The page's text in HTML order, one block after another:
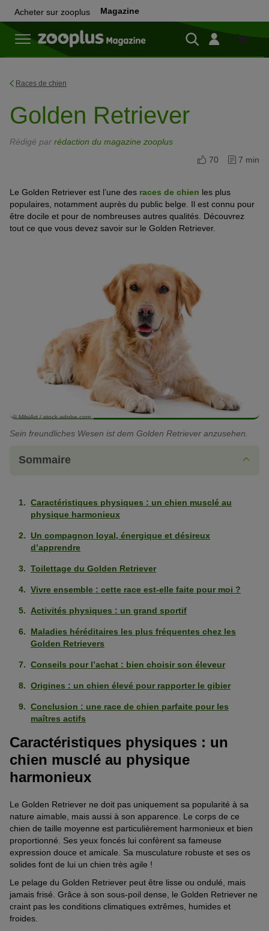
Acheter sur zooplus Magazine
Races de chien
Golden Retriever
Rédigé par rédaction du magazine zooplus
70
7 min
Le Golden Retriever est l’une des races de chien les plus
populaires, notamment auprès du public belge. Il est connu pour
être docile et pour de nombreuses autres qualités. Découvrez
tout ce que vous devez savoir sur le Golden Retriever.
© MilsiArt / stock.adobe.com
Sein freundliches Wesen ist dem Golden Retriever anzusehen.
Sommaire
Caractéristiques physiques : un chien musclé au
physique harmonieux
Un compagnon loyal, énergique et désireux
d’apprendre
Toilettage du Golden Retriever
Vivre ensemble : cette race est-elle faite pour moi ?
Activités physiques : un grand sportif
Maladies héréditaires les plus fréquentes chez les
Golden Retrievers
Conseils pour l’achat : bien choisir son éleveur
Origines : un chien élevé pour rapporter le gibier
Conclusion : une race de chien parfaite pour les
maîtres actifs
Caractéristiques physiques : un
chien musclé au physique
harmonieux
Le Golden Retriever ne doit pas uniquement sa popularité à sa
nature aimable, mais aussi à son apparence. Le corps de ce
chien de taille moyenne est particulièrement harmonieux et bien
proportionné. Ses yeux foncés lui confèrent sa fameuse
expression douce et amicale. Sa musculature robuste et ses os
solides font de lui un chien très agile !
Le pelage du Golden Retriever peut être lisse ou ondulé, mais
jamais frisé. Grâce à son sous-poil dense, le Golden Retriever ne
craint pas les conditions climatiques extrêmes, humides et
froides.